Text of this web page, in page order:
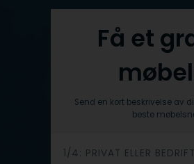
Få et
Send en kort beskrivelse av
beste
h
1/4: PRIVAT ELLER BEDRIFT